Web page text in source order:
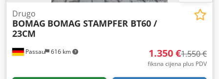
Passau 616 km
Drugo
BOMAG BOMAG STAMPFER BT60 /
23CM
1.350 €1.550 €
fiksna cijena plus PDV